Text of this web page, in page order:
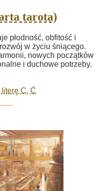
tarota)
płodność, obfitość i
w życiu śniącego.
nowych początków
i duchowe potrzeby.
C, Ć